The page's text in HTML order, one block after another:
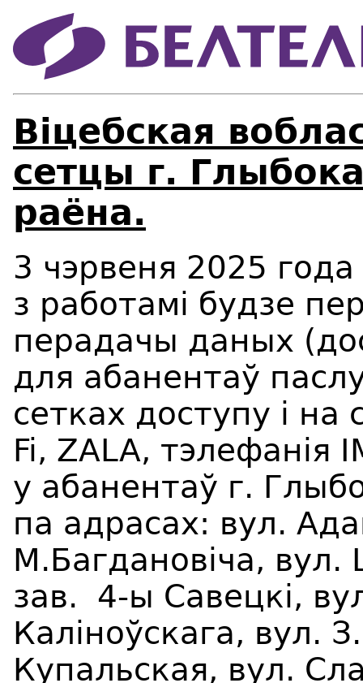
Віцебская
сетцы г.
раёна.
3 чэрвеня 2025
з работамі будзе
перадачы даных
для абанентаў
сетках доступу і
Fi, ZALA, тэлефанiя
у абанентаў г.
па адрасах: вул.
М.Багдановiча, вул.
зав. 4-ы Савецкi,
Калiноўскага, вул.
Купальская, вул.